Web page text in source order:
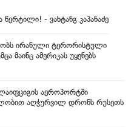
- ვახტანგ კაპანაძე
ირანული ტერორისტული
მაინც ამერიკას უყენებს
ლაიფციგის აეროპორტში
აღჭურვილ დრონს რუსეთს